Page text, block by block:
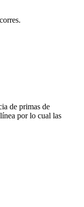
de primas de
por lo cual las